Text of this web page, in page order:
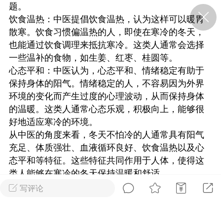
特急预警】关
节返乡期间“闪
急提示
0
如何购买【理肺清瘟膏】
【养正护络膏】？
小海（HAi） 2
卫通：内经视角
养要义
0
女子五七，阳明脉衰：女性
养颜首重阳明胃经
写评论
题。
饮食温热：中医提倡饮食温热，认为这样可以暖胃
散寒。饮食习惯偏温热的人，即使在寒冷的冬天，
也能通过饮食调理来抵抗寒冷。这类人通常会选择
一些温补的食物，如生姜、红枣、桂圆等。
心态平和：中医认为，心态平和、情绪稳定有助于
保持身体的阳气。情绪稳定的人，不容易因为外界
环境的变化而产生过度的心理波动，从而保持身体
的温暖。这类人通常心态乐观，积极向上，能够很
好地适应寒冷的环境。
从中医的角度来看，冬天不怕冷的人通常具有阳气
充足、体质强壮、血液循环良好、饮食温热以及心
态平和等特征。这些特征共同作用于人体，使得这
类人能够在寒冷的冬天保持温暖和舒适。
其实，体质真正好的，阳气足的，不仅冬天不怕